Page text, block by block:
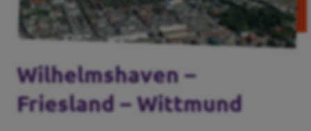
Wilhelmshaven –
Friesland – Wittmund